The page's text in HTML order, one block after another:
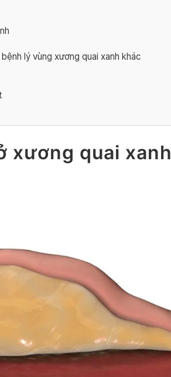
lý vùng xương quai xanh khác
xương quai xanh